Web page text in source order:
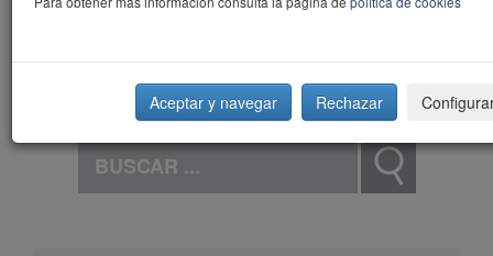
Aceptar y navegar Rechazar